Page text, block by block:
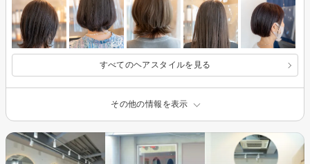
すべてのヘアスタイルを見る
その他の情報を表示